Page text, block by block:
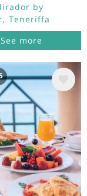
by
Teneriffa
See more